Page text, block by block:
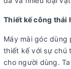
Thiết kế công thái
Máy mài góc dùng
thiết kế với sự chú
cho người dùng.